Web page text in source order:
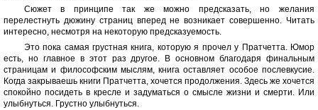
Сюжет в принципе так же можно предсказать, но желания
перелестнуть дюжину страниц вперед не возникает совершенно. Читать
интересно, несмотря на некоторую предсказуемость.
Это пока самая грустная книга, которую я прочел у Пратчетта. Юмор
есть, но главное в этот раз другое. В основном благодаря финальным
страницам и философским мыслям, книга оставляет особое послевкусие.
Когда закрываешь книги Пратчетта, хочется продолжения. Здесь же хочется
спокойно посидеть в кресле и задуматься о смысле жизни и смерти. Или
улыбнуться. Грустно улыбнуться.